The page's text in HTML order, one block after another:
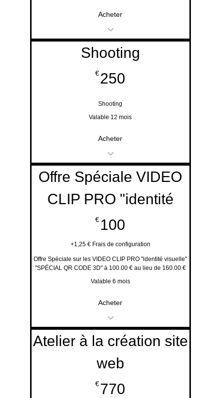
Acheter
S'inscrire depuis la
page Evènements et
Offres
Shooting
€250
Shooting
Valable 12 mois
Acheter
Service disponible en
ligne Gratuit
Shooting Photos
Famille & Evènement
Pub Film institutionnel
professionnel
Offre Spéciale VIDEO
CLIP PRO "identité
€ 100
+1,25 € Frais de configuration
Offre Spéciale sur les VIDEO CLIP PRO "identité visuelle"
"SPÉCIAL QR CODE 3D" à 100.00 € au lieu de 160.00 €
Valable 6 mois
Acheter
Evènements et Offres
promotionnelles
Atelier à la création site
web
€770